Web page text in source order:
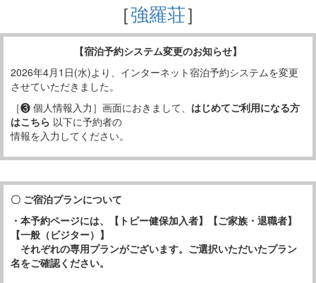
［強羅荘］
【宿泊予約システム変更のお知らせ】
2026年4月1日(水)より、インターネット宿泊予約システムを変更
させていただきました。
［❸ 個人情報入力］画面におきまして、 はじめてご利用になる方
はこちら 以下に予約者の
情報を入力してください。
〇 ご宿泊プランについて
・本予約ページには、【トピー健保加入者】【ご家族・退職者】
【一般（ビジター）】
それぞれの専用プランがございます。ご選択いただいたプラン
名をご確認ください。